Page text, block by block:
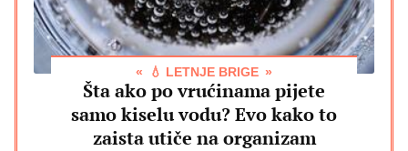
💧 LETNJE BRIGE
Šta ako po vrućinama pijete
samo kiselu vodu? Evo kako to
zaista utiče na organizam